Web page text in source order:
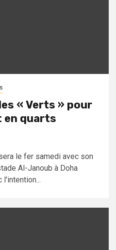
« Verts » pour
en quarts
le fer samedi avec son
Al-Janoub à Doha
l'intention...